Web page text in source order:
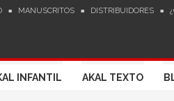
MANUSCRITOS DISTRIBUIDORES
INFANTIL AKAL TEXTO